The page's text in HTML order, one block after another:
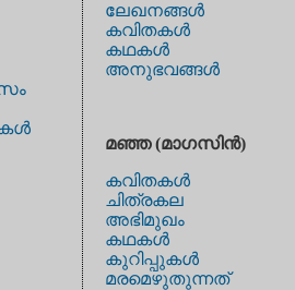
ലേഖനങ്ങള്‍
കവിതകള്‍
കഥകള്‍
അനുഭവങ്ങള്‍
മഞ്ഞ (മാഗസിന്‍)
കവിതകള്‍
ചിത്രകല
അഭിമുഖം
കഥകള്‍
കുറിപ്പുകള്‍
മരമെഴുതുന്നത്